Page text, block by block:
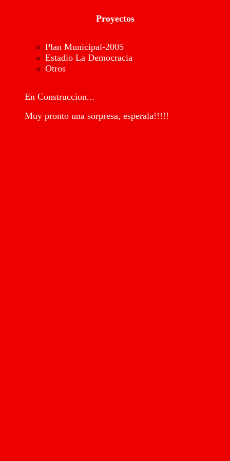
Proyectos
Plan Municipal-2005
Estadio La Democracia
Otros
En Construccion...
Muy pronto una sorpresa, esperala!!!!!